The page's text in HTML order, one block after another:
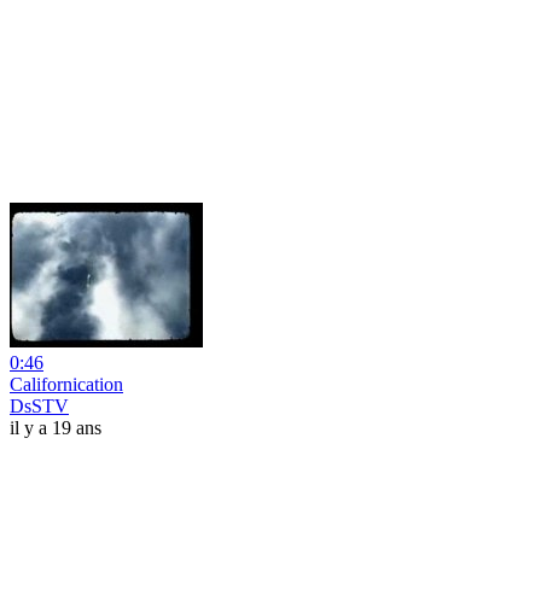
0:46
Californication
DsSTV
il y a 19 ans